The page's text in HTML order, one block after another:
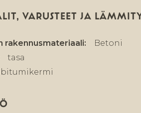
VARUSTEET JA
rakennusmateriaali:
Betoni
tasa